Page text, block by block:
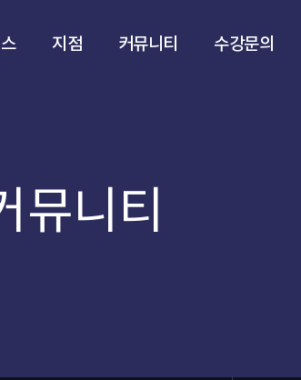
지점 커뮤니티 수강문의
뮤니티